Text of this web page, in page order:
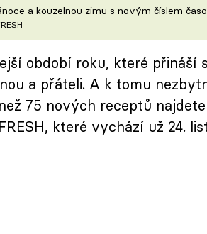
a kouzelnou zimu s novým číslem
období roku, které přináší
a přáteli. A k tomu
75 nových receptů
které vychází už 24.